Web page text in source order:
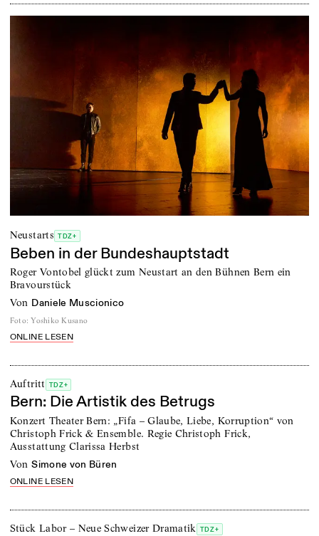
Neustarts TDZ+
Beben in der Bundeshauptstadt
Roger Vontobel glückt zum Neustart an den Bühnen Bern ein
Bravourstück
von Daniele Muscionico
Foto: Yoshiko Kusano
ONLINE LESEN
Auftritt TDZ+
Bern: Die Artistik des Betrugs
Konzert Theater Bern: „Fifa – Glaube, Liebe, Korruption“ von
Christoph Frick & Ensemble. Regie Christoph Frick,
Ausstattung Clarissa Herbst
von Simone von Büren
ONLINE LESEN
Stück Labor – Neue Schweizer Dramatik TDZ+